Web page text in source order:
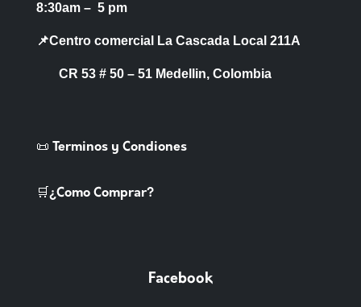
8:30am – 5 pm
📌Centro comercial La Cascada Local 211A
CR 53 # 50 – 51 Medellin, Colombia
📜 Terminos y Condiones
🛒¿Como Comprar?
Facebook